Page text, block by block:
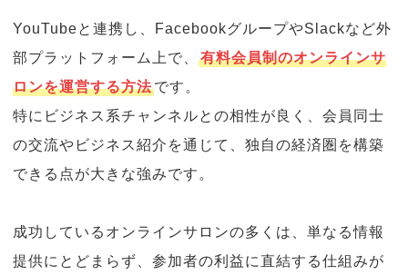
YouTubeと連携し、FacebookグループやSlackなど外
部プラットフォーム上で、有料会員制のオンラインサ
ロンを運営する方法です。
特にビジネス系チャンネルとの相性が良く、会員同士
の交流やビジネス紹介を通じて、独自の経済圏を構築
できる点が大きな強みです。
成功しているオンラインサロンの多くは、単なる情報
提供にとどまらず、参加者の利益に直結する仕組みが